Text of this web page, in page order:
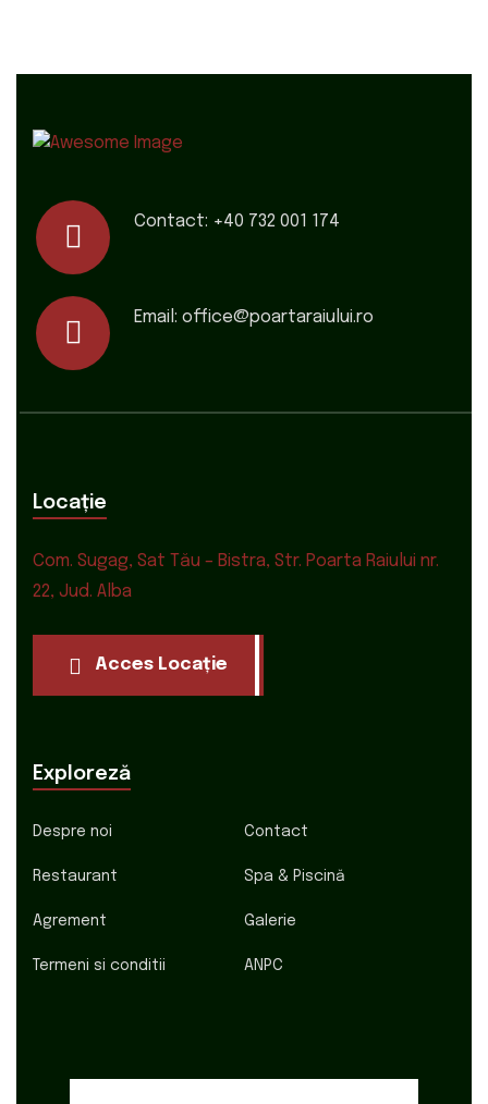
Contact: +40 732 001 174
Email: office@poartaraiului.ro
Locație
Com. Sugag, Sat Tău – Bistra, Str. Poarta Raiului nr.
22, Jud. Alba
Acces Locație
Exploreză
Despre noi Contact
Restaurant Spa & Piscină
Agrement Galerie
Termeni si conditii ANPC